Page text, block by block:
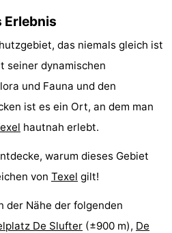
Erlebnis
das niemals gleich ist
seiner dynamischen
und Fauna und den
ist es ein Ort, an dem man
hautnah erlebt.
warum dieses Gebiet
von Texel gilt!
der Nähe der folgenden
De Slufter (±900 m), De